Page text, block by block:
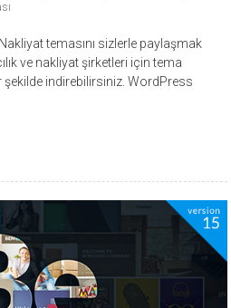
temasını sizlerle paylaşmak
ve nakliyat şirketleri için tema
indirebilirsiniz. WordPress